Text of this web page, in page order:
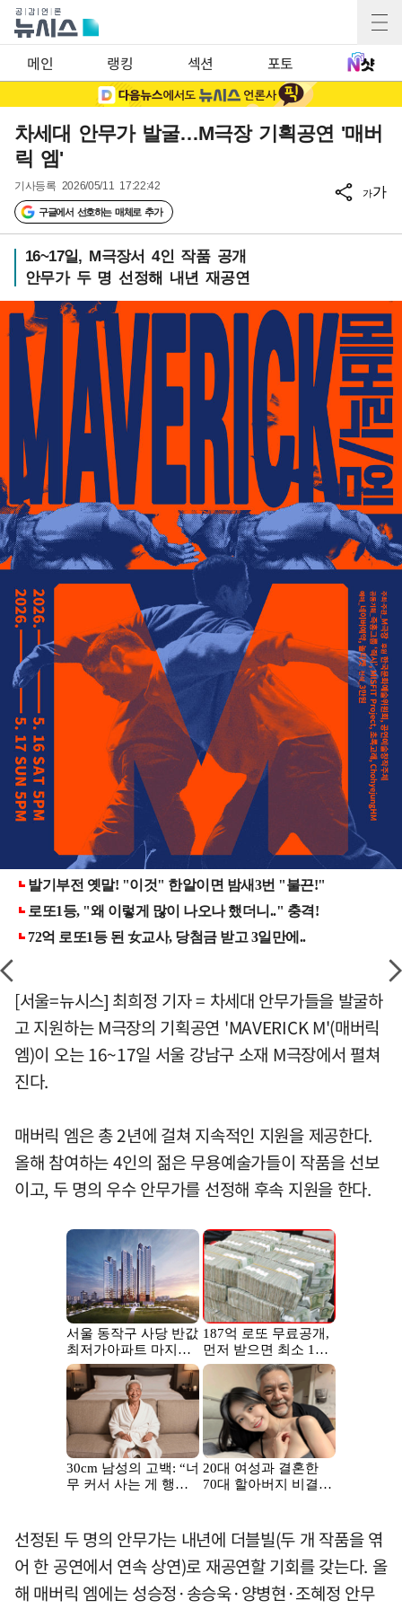
메인 랭킹 섹션 포토
차세대 안무가 발굴…M극장 기획공연 '매버
릭 엠'
기사등록 2026/05/11 17:22:42
구글에서 선호하는 매체로 추가
가가
16~17일, M극장서 4인 작품 공개
안무가 두 명 선정해 내년 재공연
[서울=뉴시스] 최희정 기자 = 차세대 안무가들을 발굴하
고 지원하는 M극장의 기획공연 'MAVERICK M'(매버릭
엠)이 오는 16~17일 서울 강남구 소재 M극장에서 펼쳐
진다.
매버릭 엠은 총 2년에 걸쳐 지속적인 지원을 제공한다.
올해 참여하는 4인의 젊은 무용예술가들이 작품을 선보
이고, 두 명의 우수 안무가를 선정해 후속 지원을 한다.
선정된 두 명의 안무가는 내년에 더블빌(두 개 작품을 엮
어 한 공연에서 연속 상연)로 재공연할 기회를 갖는다. 올
해 매버릭 엠에는 성승정·송승욱·양병현·조혜정 안무